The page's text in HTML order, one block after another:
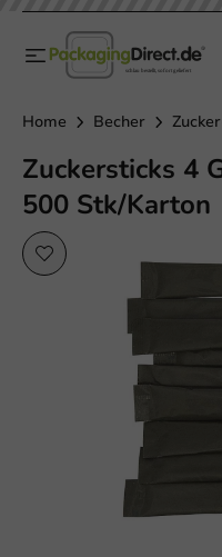
Home Becher
Zuckersticks 4
500 Stk/Karton